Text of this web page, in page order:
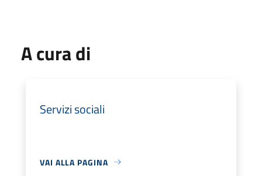
A cura di
Servizi sociali
VAI ALLA PAGINA